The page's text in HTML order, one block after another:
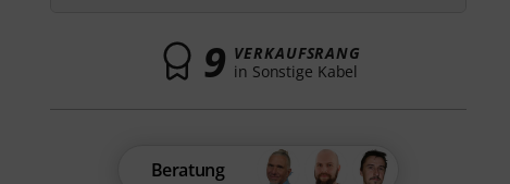
9 VERKAUFSRANG
in Sonstige Kabel
Beratung